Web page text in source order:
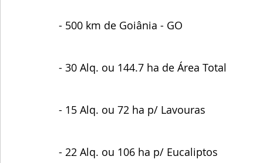
- 500 km de Goiânia - GO
- 30 Alq. ou 144.7 ha de Área Total
- 15 Alq. ou 72 ha p/ Lavouras
- 22 Alq. ou 106 ha p/ Eucaliptos